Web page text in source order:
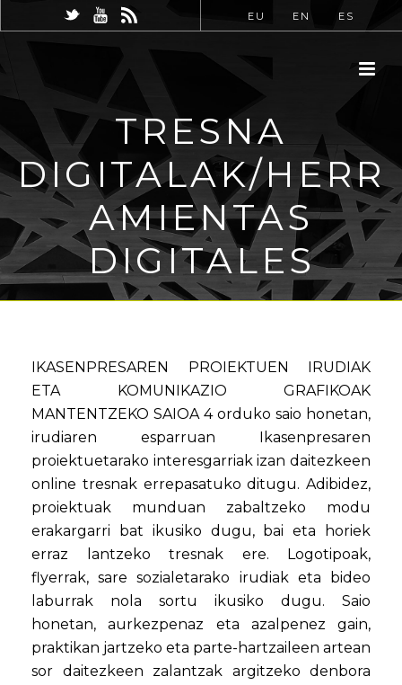
EU EN ES
TRESNA
DIGITALAK/HERR
AMIENTAS
DIGITALES
IKASENPRESAREN PROIEKTUEN IRUDIAK
ETA KOMUNIKAZIO GRAFIKOAK
MANTENTZEKO SAIOA 4 orduko saio honetan,
irudiaren esparruan Ikasenpresaren
proiektuetarako interesgarriak izan daitezkeen
online tresnak errepasatuko ditugu. Adibidez,
proiektuak munduan zabaltzeko modu
erakargarri bat ikusiko dugu, bai eta horiek
erraz lantzeko tresnak ere. Logotipoak,
flyerrak, sare sozialetarako irudiak eta bideo
laburrak nola sortu ikusiko dugu. Saio
honetan, aurkezpenaz eta azalpenez gain,
praktikan jartzeko eta parte-hartzaileen artean
sor daitezkeen zalantzak argitzeko denbora